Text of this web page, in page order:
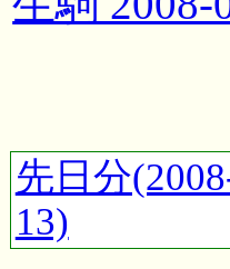
先日分
13)